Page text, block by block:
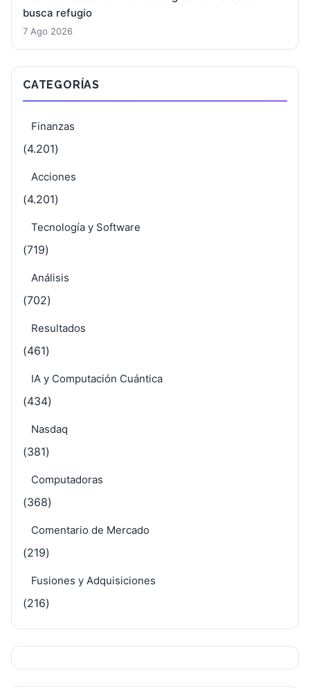
busca refugio
7 Ago 2026
CATEGORÍAS
Finanzas
(4.201)
Acciones
(4.201)
Tecnología y Software
(719)
Análisis
(702)
Resultados
(461)
IA y Computación Cuántica
(434)
Nasdaq
(381)
Computadoras
(368)
Comentario de Mercado
(219)
Fusiones y Adquisiciones
(216)